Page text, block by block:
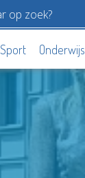
Sport Onderwijs